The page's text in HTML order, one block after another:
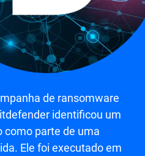
de ransomware
identificou um
como parte de uma
Ele foi executado em